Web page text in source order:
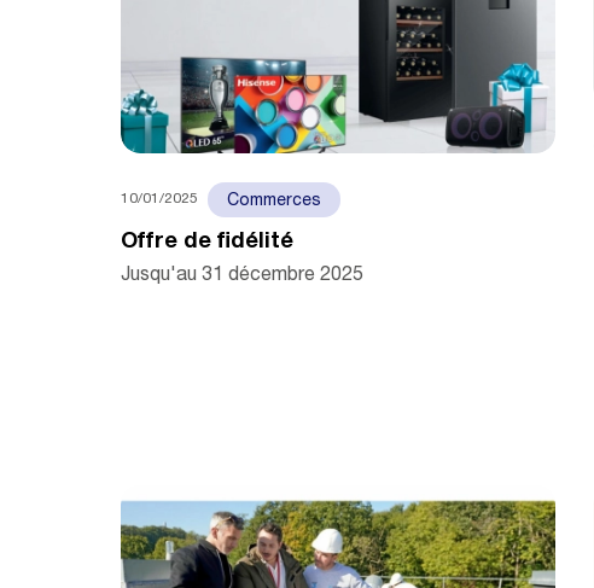
10/01/2025 Commerces
Offre de fidélité
Jusqu'au 31 décembre 2025